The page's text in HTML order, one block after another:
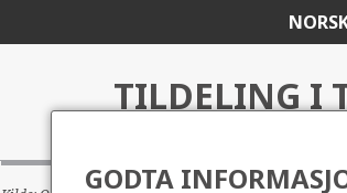
TILDELING I
GODTA